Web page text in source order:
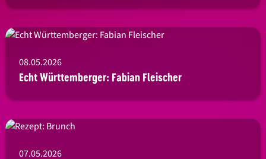
08.05.2026
Echt Württemberger: Fabian Fleischer
07.05.2026